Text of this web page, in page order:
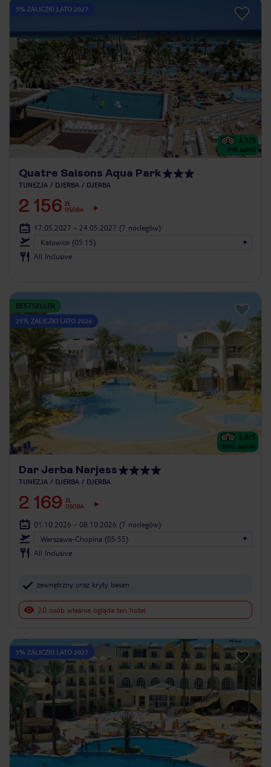
5% ZALICZKI LATO 2027
4.1/5
590 opinii
Quatre Saisons Aqua Park
TUNEZJA DJERBA DJERBA
2 156 ZŁ
OSOBA
17.05.2027 - 24.05.2027 (7 noclegów)
Katowice (05:15)
All Inclusive
BESTSELLER
25% ZALICZKI LATO 2026
3.8/5
2042 opinie
Dar Jerba Narjess
TUNEZJA DJERBA DJERBA
2 169 ZŁ
OSOBA
01.10.2026 - 08.10.2026 (7 noclegów)
Warszawa-Chopina (05:55)
All Inclusive
zewnętrzny oraz kryty basen
20 osób właśnie ogląda ten hotel
5% ZALICZKI LATO 2027